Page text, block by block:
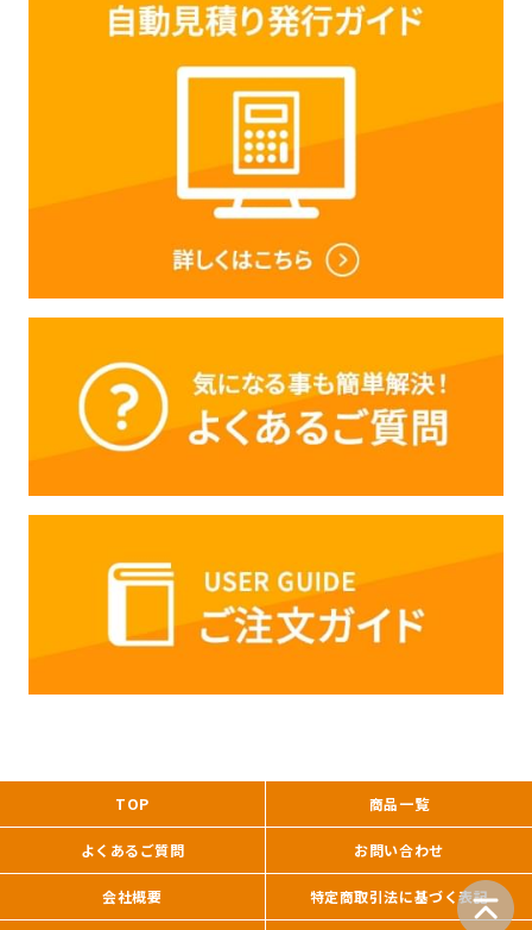
TOP 商品一覧
よくあるご質問 お問い合わせ
会社概要 特定商取引法に基づく表記